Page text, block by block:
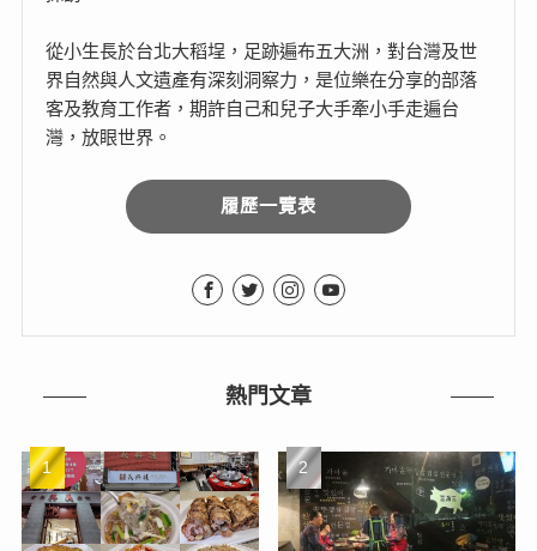
從小生長於台北大稻埕，足跡遍布五大洲，對台灣及世
界自然與人文遺產有深刻洞察力，是位樂在分享的部落
客及教育工作者，期許自己和兒子大手牽小手走遍台
灣，放眼世界。
履歷一覽表
熱門文章